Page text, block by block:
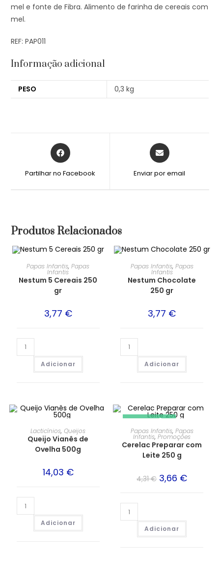
mel e fonte de Fibra. Alimento de farinha de cereais com
mel.
REF: PAP011
Informação adicional
PESO 0,3 kg
Partilhar no Facebook Enviar por email
Produtos Relacionados
Papas Infantis,Papas
Infantis
Nestum 5 Cereais 250
gr
3,77 €
Adicionar
Papas Infantis, Papas
Infantis
Nestum Chocolate
250 gr
3,77 €
Adicionar
Lacticínios,Queijos
Queijo Vianês de
Ovelha 500g
14,03 €
Adicionar
PROMOÇÃO!
Papas Infantis, Papas
Infantis,Promoções
Cerelac Preparar com
Leite 250 g
4,31€ 3,66 €
Adicionar